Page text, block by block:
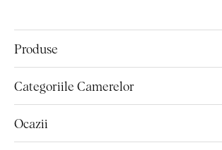
Produse
Categoriile Camerelor
Ocazii